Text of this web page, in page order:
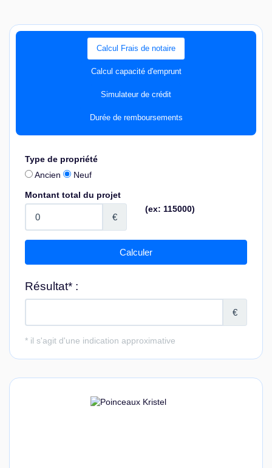
Calcul Frais de notaire
Calcul capacité d'emprunt
Simulateur de crédit
Durée de remboursements